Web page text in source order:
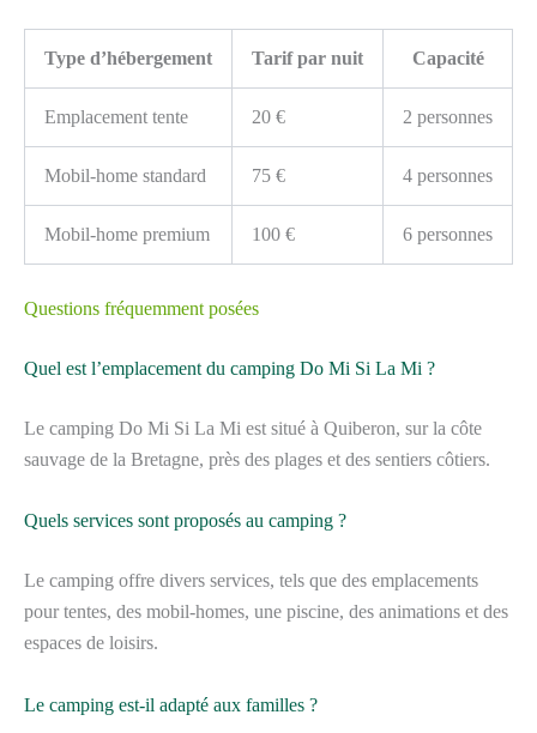
Type d’hébergement Tarif par nuit Capacité
Emplacement tente 20 € 2 personnes
Mobil-home standard 75 € 4 personnes
Mobil-home premium 100 € 6 personnes
Questions fréquemment posées
Quel est l’emplacement du camping Do Mi Si La Mi ?
Le camping Do Mi Si La Mi est situé à Quiberon, sur la côte
sauvage de la Bretagne, près des plages et des sentiers côtiers.
Quels services sont proposés au camping ?
Le camping offre divers services, tels que des emplacements
pour tentes, des mobil-homes, une piscine, des animations et des
espaces de loisirs.
Le camping est-il adapté aux familles ?